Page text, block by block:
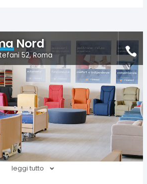
Nord
52, Roma
leggi tutto